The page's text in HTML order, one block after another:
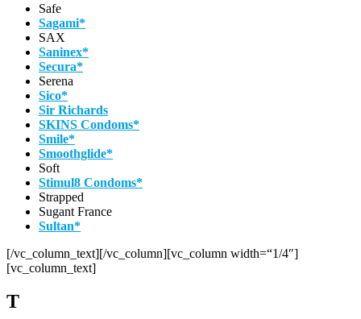
Safe
Sagami*
SAX
Saninex*
Secura*
Serena
Sico*
Sir Richards
SKINS Condoms*
Smile*
Smoothglide*
Soft
Stimul8 Condoms*
Strapped
Sugant France
Sultan*
[/vc_column_text][/vc_column][vc_column width=“1/4″]
[vc_column_text]
T